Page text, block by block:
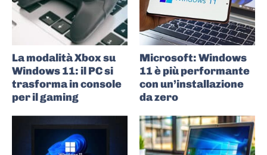
La modalità Xbox su
Windows 11: il PC si
trasforma in console
per il gaming
Microsoft: Windows
11 è più performante
con un’installazione
da zero